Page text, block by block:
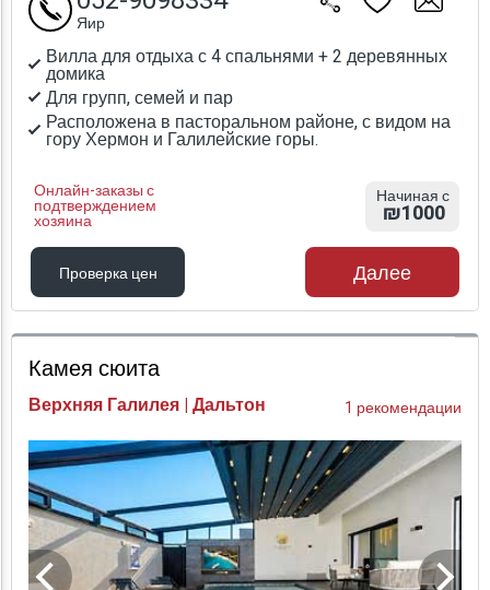
Вилла для отдыха с 4 спальнями + 2 деревянных
домика
Для групп, семей и пар
Расположена в пасторальном районе, с видом на
гору Хермон и Галилейские горы.
Онлайн-заказы с
подтверждением
хозяина
Яир
Начиная с
₪1000
Проверка цен
Проверка цен
Далее
Камея сюита
Верхняя Галилея | Дальтон 1 рекомендации